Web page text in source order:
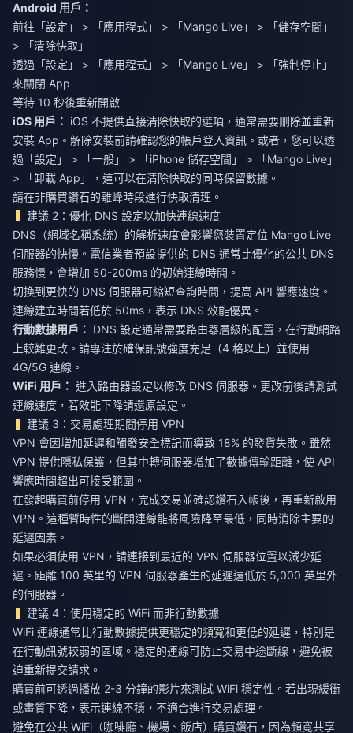
Android 用戶：
前往「設定」 > 「應用程式」 > 「Mango Live」 > 「儲存空間」
> 「清除快取」
透過「設定」 > 「應用程式」 > 「Mango Live」 > 「強制停止」
來關閉 App
等待 10 秒後重新開啟
iOS 用戶： iOS 不提供直接清除快取的選項，通常需要刪除並重新
安裝 App。解除安裝前請確認您的帳戶登入資訊。或者，您可以透
過「設定」 > 「一般」 > 「iPhone 儲存空間」 > 「Mango Live」
> 「卸載 App」，這可以在清除快取的同時保留數據。
請在非購買鑽石的離峰時段進行快取清理。
建議 2：優化 DNS 設定以加快連線速度
DNS（網域名稱系統）的解析速度會影響您裝置定位 Mango Live
伺服器的快慢。電信業者預設提供的 DNS 通常比優化的公共 DNS
服務慢，會增加 50-200ms 的初始連線時間。
切換到更快的 DNS 伺服器可縮短查詢時間，提高 API 響應速度。
連線建立時間若低於 50ms，表示 DNS 效能優異。
行動數據用戶： DNS 設定通常需要路由器層級的配置，在行動網路
上較難更改。請專注於確保訊號強度充足（4 格以上）並使用
4G/5G 連線。
WiFi 用戶： 進入路由器設定以修改 DNS 伺服器。更改前後請測試
連線速度，若效能下降請還原設定。
建議 3：交易處理期間停用 VPN
VPN 會因增加延遲和觸發安全標記而導致 18% 的發貨失敗。雖然
VPN 提供隱私保護，但其中轉伺服器增加了數據傳輸距離，使 API
響應時間超出可接受範圍。
在發起購買前停用 VPN，完成交易並確認鑽石入帳後，再重新啟用
VPN。這種暫時性的斷開連線能將風險降至最低，同時消除主要的
延遲因素。
如果必須使用 VPN，請連接到最近的 VPN 伺服器位置以減少延
遲。距離 100 英里的 VPN 伺服器產生的延遲遠低於 5,000 英里外
的伺服器。
建議 4：使用穩定的 WiFi 而非行動數據
WiFi 連線通常比行動數據提供更穩定的頻寬和更低的延遲，特別是
在行動訊號較弱的區域。穩定的連線可防止交易中途斷線，避免被
迫重新提交請求。
購買前可透過播放 2-3 分鐘的影片來測試 WiFi 穩定性。若出現緩衝
或畫質下降，表示連線不穩，不適合進行交易處理。
避免在公共 WiFi（咖啡廳、機場、飯店）購買鑽石，因為頻寬共享